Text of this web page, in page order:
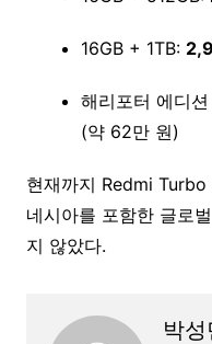
16GB + 1TB:
해리포터 에디
(약 62만 원)
현재까지 Redmi
네시아를 포함한 글로
지 않았다.
박